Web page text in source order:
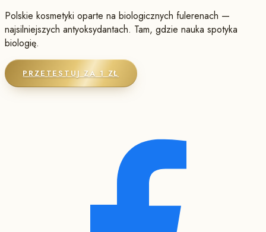
Polskie kosmetyki oparte na biologicznych fulerenach —
najsilniejszych antyoksydantach. Tam, gdzie nauka spotyka
biologię.
PRZETESTUJ ZA 1 ZŁ